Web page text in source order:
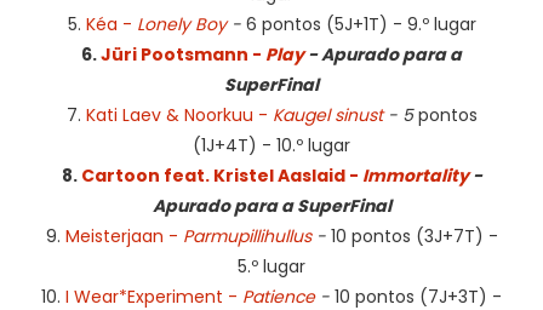
5. Kéa - Lonely Boy- 6 pontos (5J+1T) - 9.º lugar
6.Jüri Pootsmann - Play- Apurado para a
SuperFinal
7. Kati Laev & Noorkuu - Kaugel sinust- 5pontos
(1J+4T) - 10.º lugar
8. Cartoon feat. Kristel Aaslaid - Immortality-
Apurado para a SuperFinal
9. Meisterjaan - Parmupillihullus- 10 pontos (3J+7T) -
5.º lugar
10. I Wear*Experiment - Patience- 10 pontos (7J+3T) -